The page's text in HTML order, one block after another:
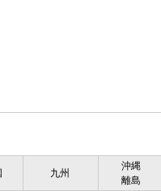
九州
沖縄
離島